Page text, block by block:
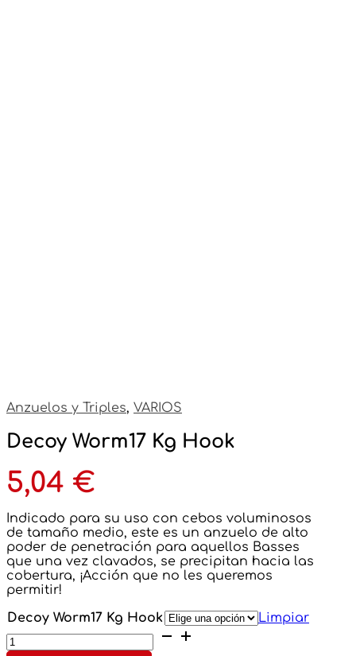
Anzuelos y Triples, VARIOS
Decoy Worm17 Kg Hook
5,04 €
Indicado para su uso con cebos voluminosos
de tamaño medio, este es un anzuelo de alto
poder de penetración para aquellos Basses
que una vez clavados, se precipitan hacia las
cobertura, ¡Acción que no les queremos
permitir!
Decoy Worm17 Kg Hook
Limpiar
Decoy
Worm17